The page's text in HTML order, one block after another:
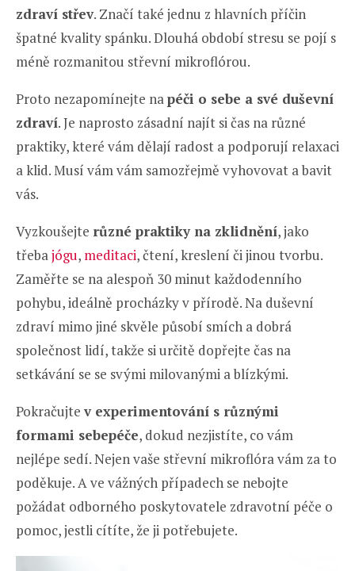
zdraví střev. Značí také jednu z hlavních příčin
špatné kvality spánku. Dlouhá období stresu se pojí s
méně rozmanitou střevní mikroflórou.
Proto nezapomínejte napéči o sebe a své duševní
zdraví. Je naprosto zásadní najít si čas na různé
praktiky, které vám dělají radost a podporují relaxaci
a klid. Musí vám vám samozřejmě vyhovovat a bavit
vás.
Vyzkoušejte různé praktiky na zklidnění, jako
třebajógu, meditaci, čtení, kreslení či jinou tvorbu.
Zaměřte se na alespoň 30 minut každodenního
pohybu, ideálně procházky v přírodě. Na duševní
zdraví mimo jiné skvěle působí smích a dobrá
společnost lidí, takže si určitě dopřejte čas na
setkávání se se svými milovanými a blízkými.
Pokračujte v experimentování s různými
formami sebepéče, dokud nezjistíte, co vám
nejlépe sedí. Nejen vaše střevní mikroflóra vám za to
poděkuje. A ve vážných případech se nebojte
požádat odborného poskytovatele zdravotní péče o
pomoc, jestli cítíte, že ji potřebujete.